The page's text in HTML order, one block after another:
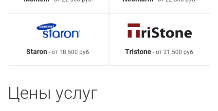
Staron - от 18 500 руб. Tristone- от 21 500 руб.
Цены услуг